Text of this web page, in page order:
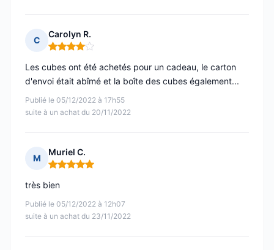
C
Carolyn R.
Note : 4 sur 5
Publié le 05/12/2022 à 17h55
suite à un achat du 20/11/2022
Les cubes ont été achetés pour un cadeau, le carton
d'envoi était abîmé et la boîte des cubes également...
M
Muriel C.
Note : 5 sur 5
Publié le 05/12/2022 à 12h07
suite à un achat du 23/11/2022
très bien